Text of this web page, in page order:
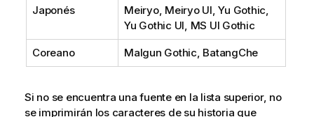
Japonés
Meiryo, Meiryo UI, Yu Gothic,
Yu Gothic UI, MS UI Gothic
Coreano Malgun Gothic, BatangChe
Si no se encuentra una fuente en la lista superior, no
se imprimirán los caracteres de su historia que